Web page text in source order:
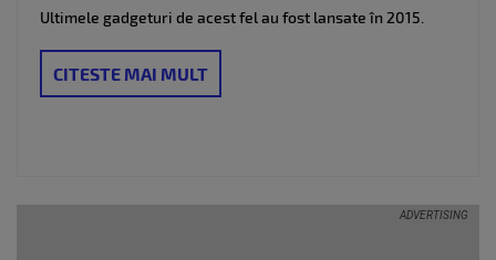
Ultimele gadgeturi de acest fel au fost lansate în 2015.
CITESTE MAI MULT